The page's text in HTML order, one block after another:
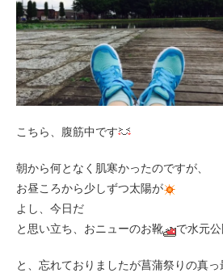
こちら、腹筋中です
朝から何となく肌寒かったのですが、
お昼ころから少しずつ太陽が
よし、今日だ
と思い立ち、おニューのお靴
で水元
と、忘れておりましたが菖蒲祭りの真